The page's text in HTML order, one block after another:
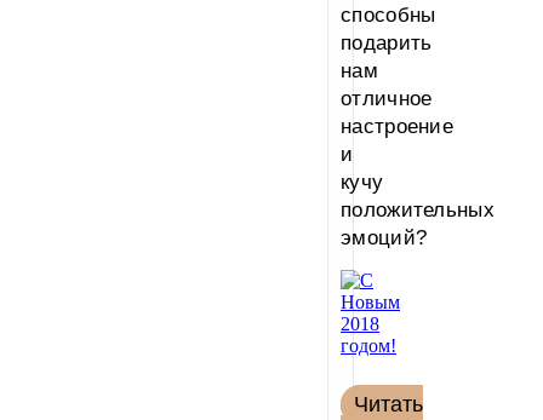
способны
подарить
нам
отличное
настроение
и
кучу
положительных
эмоций?
Читать